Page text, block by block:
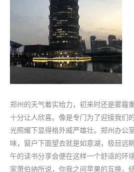
郑州的天气着实给力，初来时还是雾霾
十分让人欣喜。像是专门为了迎接我们
光照耀下显得格外威严雄壮。郑州办公
味，窗户下面望去就是如意湖，极目远
午的读书分享会便在这样一个舒适的环
家萧伯纳所说，你我之间苹果的互换，